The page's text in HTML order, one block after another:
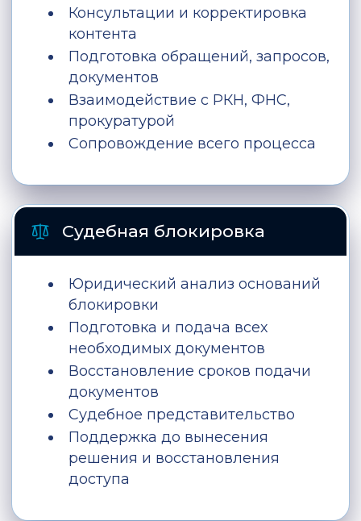
Консультации и корректировка
контента
Подготовка обращений, запросов,
документов
Взаимодействие с РКН, ФНС,
прокуратурой
Сопровождение всего процесса
Судебная блокировка
Юридический анализ оснований
блокировки
Подготовка и подача всех
необходимых документов
Восстановление сроков подачи
документов
Судебное представительство
Поддержка до вынесения
решения и восстановления
доступа